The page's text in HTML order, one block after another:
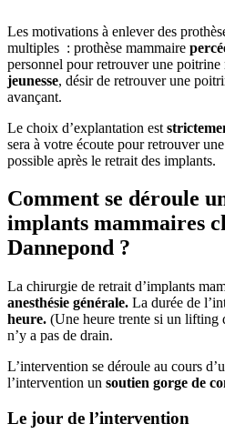
Les motivations à enlever des
multiples : prothèse mammaire
personnel pour retrouver une
jeunesse, désir de retrouver une
avançant.
Le choix d’explantation est
sera à votre écoute pour retrouver
possible après le retrait des implants.
Comment se déroule
implants mammaires
Dannepond ?
La chirurgie de retrait d’implants
anesthésie générale. La durée de
heure. (Une heure trente si un lifting
n’y a pas de drain.
L’intervention se déroule au cours
l’intervention un soutien gorge de
Le jour de l’intervention